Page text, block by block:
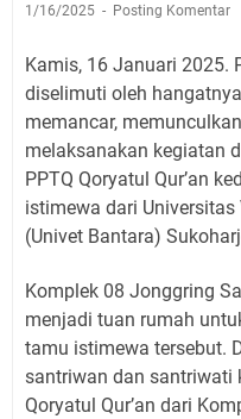
1/16/2025 Posting Komentar
Kamis, 16 Januari 2025.
diselimuti oleh
memancar,
melaksanakan kegiatan
PPTQ Qoryatul Qur’an
istimewa dari
(Univet Bantara)
Komplek 08 Jonggring
menjadi tuan rumah
tamu istimewa tersebut.
santriwan dan santriwati
Qoryatul Qur’an dari